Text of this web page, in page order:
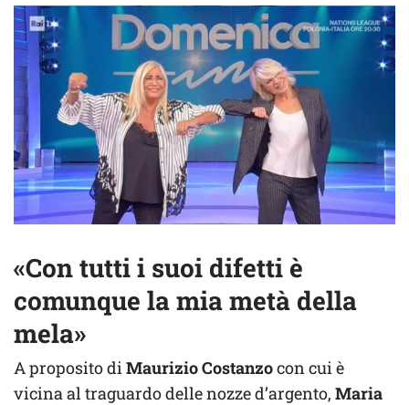
«Con tutti i suoi difetti è
comunque la mia metà della
mela»
A proposito diMaurizio Costanzocon cui è
vicina al traguardo delle nozze d’argento, Maria